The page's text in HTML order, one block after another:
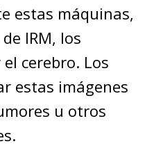
estas máquinas,
IRM, los
cerebro. Los
estas imágenes
u otros